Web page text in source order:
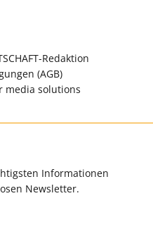
Redaktion
(AGB)
media solutions
Informationen
Newsletter.